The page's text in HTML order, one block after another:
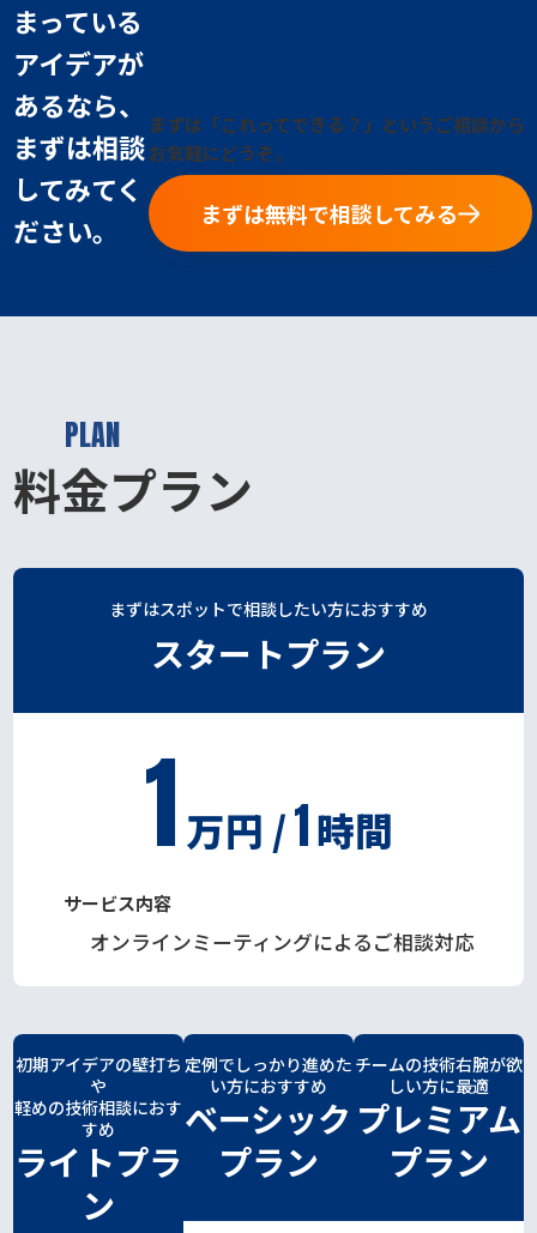
まっている
アイデアが
あるなら、
まずは相談
してみてく
ださい。
まずは「これってできる？」というご相談から
お気軽にどうぞ。
まずは無料で相談してみる
PLAN
料金プラン
まずはスポットで相談したい方におすすめ
スタートプラン
1 万円 /1時間
サービス内容
オンラインミーティングによるご相談対応
初期アイデアの壁打ち
や
軽めの技術相談におす
すめ
ライトプラ
ン
定例でしっかり進めた
い方におすすめ
ベーシック
プラン
チームの技術右腕が欲
しい方に最適
プレミアム
プラン